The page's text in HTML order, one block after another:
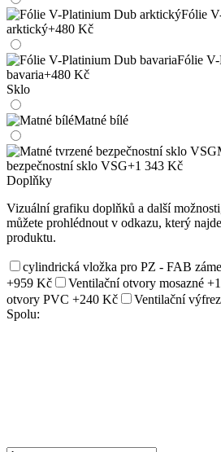
Fólie
arktický+480 Kč
Fólie
bavaria+480 Kč
Sklo
Matné bílé
bezpečnostní sklo VSG+1 343 Kč
Doplňky
Vizuální grafiku doplňků a další
můžete prohlédnout v odkazu, který
produktu.
cylindrická vložka pro PZ - FAB
+959 Kč
Ventilační otvory mosazné
otvory PVC +240 Kč Ventilační výfrez
Spolu: